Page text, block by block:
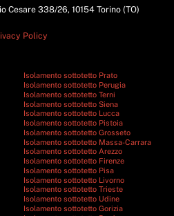
Cesare 338/26, 10154 Torino (TO)
Policy
Isolamento sottotetto Prato
Isolamento sottotetto Perugia
Isolamento sottotetto Terni
Isolamento sottotetto Siena
Isolamento sottotetto Lucca
Isolamento sottotetto Pistoia
Isolamento sottotetto Grosseto
Isolamento sottotetto Massa-Carrara
Isolamento sottotetto Arezzo
Isolamento sottotetto Firenze
Isolamento sottotetto Pisa
Isolamento sottotetto Livorno
Isolamento sottotetto Trieste
Isolamento sottotetto Udine
Isolamento sottotetto Gorizia